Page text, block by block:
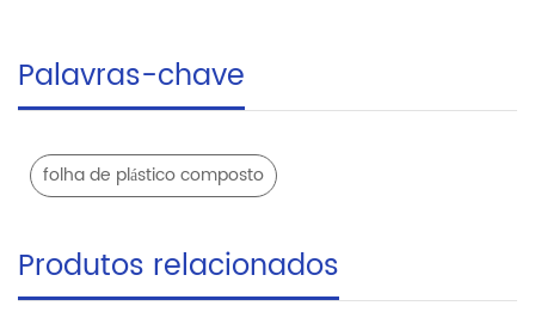
Palavras-chave
folha de plástico composto
Produtos relacionados